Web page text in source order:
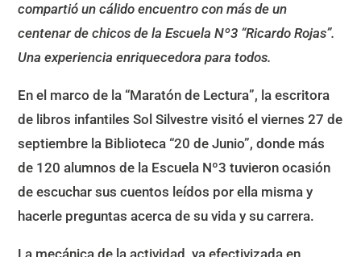
compartió un cálido encuentro con más de un
centenar de chicos de la Escuela Nº3 “Ricardo Rojas”.
Una experiencia enriquecedora para todos.
En el marco de la “Maratón de Lectura”, la escritora
de libros infantiles Sol Silvestre visitó el viernes 27 de
septiembre la Biblioteca “20 de Junio”, donde más
de 120 alumnos de la Escuela Nº3 tuvieron ocasión
de escuchar sus cuentos leídos por ella misma y
hacerle preguntas acerca de su vida y su carrera.
La mecánica de la actividad, ya efectivizada en